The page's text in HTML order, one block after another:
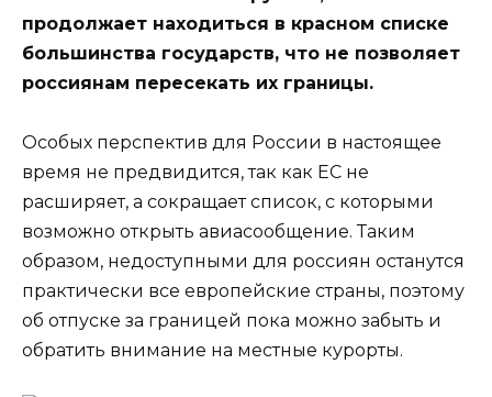
продолжает находиться в красном списке
большинства государств, что не позволяет
россиянам пересекать их границы.
Особых перспектив для России в настоящее
время не предвидится, так как ЕС не
расширяет, а сокращает список, с которыми
возможно открыть авиасообщение. Таким
образом, недоступными для россиян останутся
практически все европейские страны, поэтому
об отпуске за границей пока можно забыть и
обратить внимание на местные курорты.